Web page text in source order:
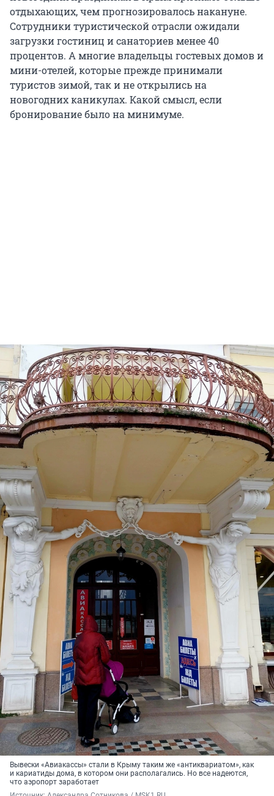
отдыхающих, чем прогнозировалось накануне.
Сотрудники туристической отрасли ожидали
загрузки гостиниц и санаториев менее 40
процентов. А многие владельцы гостевых домов и
мини-отелей, которые прежде принимали
туристов зимой, так и не открылись на
новогодних каникулах. Какой смысл, если
бронирование было на минимуме.
Вывески «Авиакассы» стали в Крыму таким же «антиквариатом», как
и кариатиды дома, в котором они располагались. Но все надеются,
что аэропорт заработает